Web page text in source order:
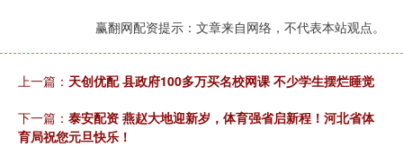
赢翻网配资提示：文章来自网络，不代表本站观点。
上一篇： 天创优配 县政府100多万买名校网课 不少学生摆烂睡觉
下一篇： 泰安配资 燕赵大地迎新岁，体育强省启新程！河北省体
育局祝您元旦快乐！